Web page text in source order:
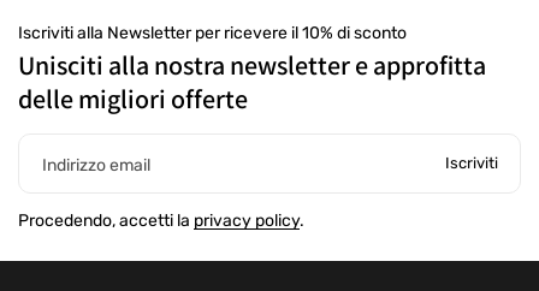
Iscriviti alla Newsletter per ricevere il 10% di sconto
Unisciti alla nostra newsletter e approfitta
delle migliori offerte
Indirizzo email Iscriviti
Procedendo, accetti la privacy policy.